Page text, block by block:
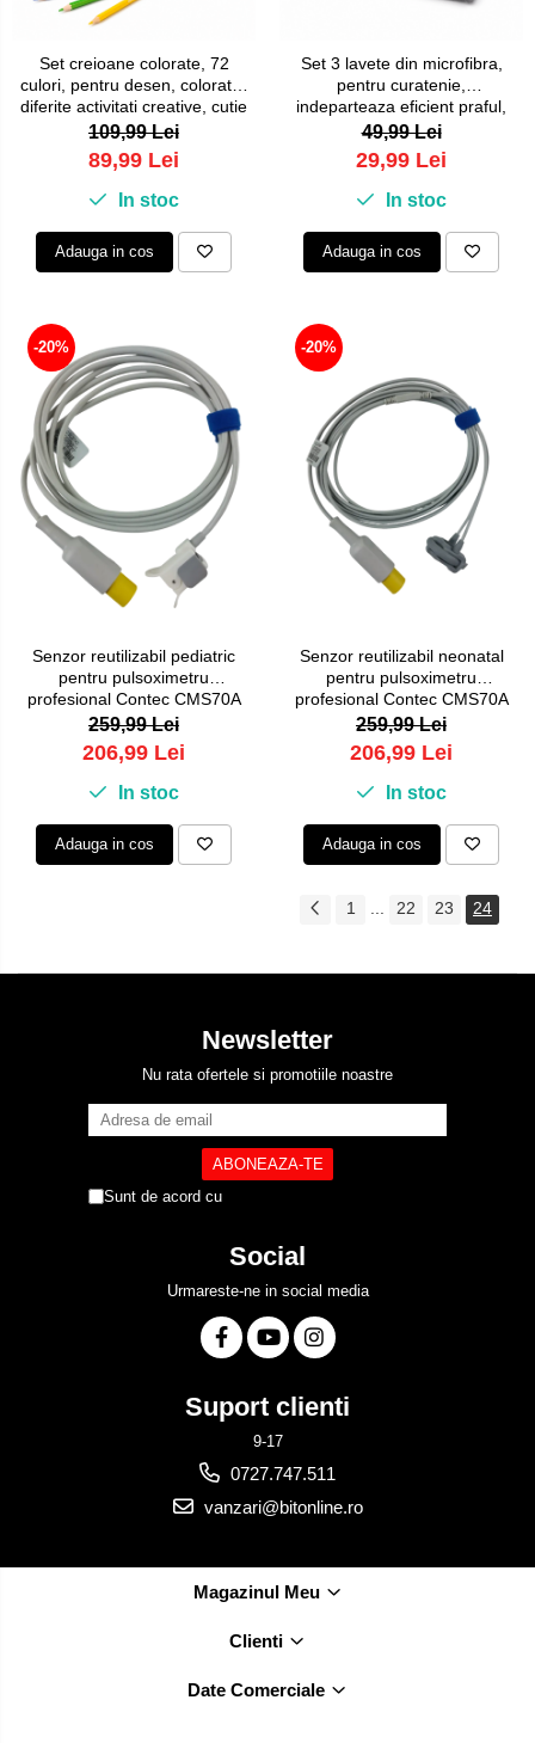
Set creioane colorate, 72
culori, pentru desen, colorat si
diferite activitati creative, cutie
depozitare, Negru
109,99 Lei
89,99 Lei
In stoc
Adauga in cos
Set 3 lavete din microfibra,
pentru curatenie,
indeparteaza eficient praful,
apa, murdaria si urmele, moi
si sigure, utilizare universala
49,99 Lei
29,99 Lei
In stoc
Adauga in cos
-20%
Senzor reutilizabil pediatric
pentru pulsoximetru
profesional Contec CMS70A
259,99 Lei
206,99 Lei
In stoc
Adauga in cos
-20%
Senzor reutilizabil neonatal
pentru pulsoximetru
profesional Contec CMS70A
259,99 Lei
206,99 Lei
In stoc
Adauga in cos
1 22 23 24
Newsletter
Nu rata ofertele si promotiile noastre
Sunt de acord cu
Social
Urmareste-ne in social media
Suport clienti
9-17
0727.747.511
vanzari@bitonline.ro
Magazinul Meu
Clienti
Date Comerciale